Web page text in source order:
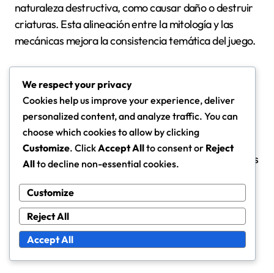
naturaleza destructiva, como causar daño o destruir
criaturas. Esta alineación entre la mitología y las
mecánicas mejora la consistencia temática del juego.
impulsadas por la mitología que requieren
pensamiento estratégico, como habilidades que se
activan en función de condiciones específicas
relacionadas con la historia. Esto añade capas de
profundidad a la jugabilidad, animando a los jugadores
We respect your privacy
Cookies help us improve your experience, deliver
personalized content, and analyze traffic. You can
choose which cookies to allow by clicking
Customize. ClickAccept Allto consent or Reject
Allto decline non-essential cookies.
Customize
Reject All
Accept All